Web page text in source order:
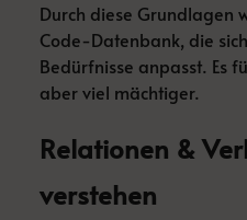
Durch diese Grundlagen
Code-Datenbank, die
Bedürfnisse anpasst. Es
aber viel mächtiger.
Relationen &
verstehen